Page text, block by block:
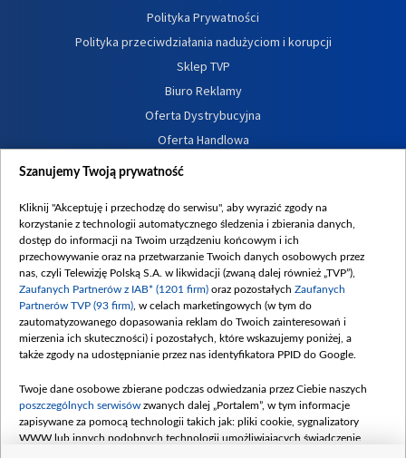
Polityka Prywatności
Polityka przeciwdziałania nadużyciom i korupcji
Sklep TVP
Biuro Reklamy
Oferta Dystrybucyjna
Oferta Handlowa
Dostępność
Procedura zgłoszeń wewnętrznych
Szanujemy Twoją prywatność
Kliknij "Akceptuję i przechodzę do serwisu", aby wyrazić zgody na
korzystanie z technologii automatycznego śledzenia i zbierania danych,
dostęp do informacji na Twoim urządzeniu końcowym i ich
przechowywanie oraz na przetwarzanie Twoich danych osobowych przez
nas, czyli Telewizję Polską S.A. w likwidacji (zwaną dalej również „TVP”),
Zaufanych Partnerów z IAB* (1201 firm) oraz pozostałych Zaufanych
Partnerów TVP (93 firm) , w celach marketingowych (w tym do
zautomatyzowanego dopasowania reklam do Twoich zainteresowań i
mierzenia ich skuteczności) i pozostałych, które wskazujemy poniżej, a
także zgody na udostępnianie przez nas identyfikatora PPID do Google.
Twoje dane osobowe zbierane podczas odwiedzania przez Ciebie naszych
poszczególnych serwisów zwanych dalej „Portalem”, w tym informacje
zapisywane za pomocą technologii takich jak: pliki cookie, sygnalizatory
WWW lub innych podobnych technologii umożliwiających świadczenie